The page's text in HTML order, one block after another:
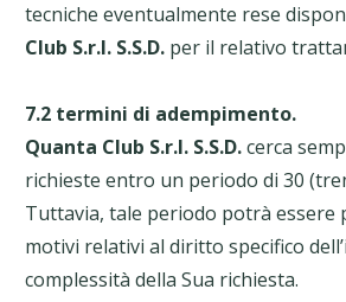
tecniche eventualmente rese
Club S.r.l. S.S.D. per il relativo
7.2 termini di adempimento.
Quanta Club S.r.l. S.S.D.cerca
richieste entro un periodo di 30
Tuttavia, tale periodo potrà
motivi relativi al diritto specifico
complessità della Sua richiesta.